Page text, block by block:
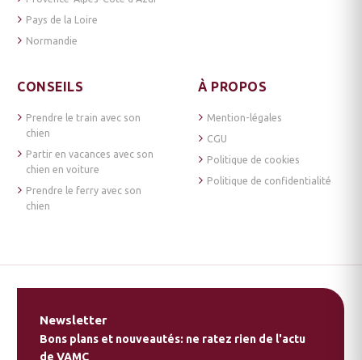
Pays de la Loire
Normandie
CONSEILS
Prendre le train avec son
chien
Partir en vacances avec son
chien en voiture
Prendre le ferry avec son
chien
À PROPOS
Mention-légales
CGU
Politique de cookies
Politique de confidentialité
Newsletter
Bons plans et nouveautés: ne ratez rien de l'actu
de VAMC